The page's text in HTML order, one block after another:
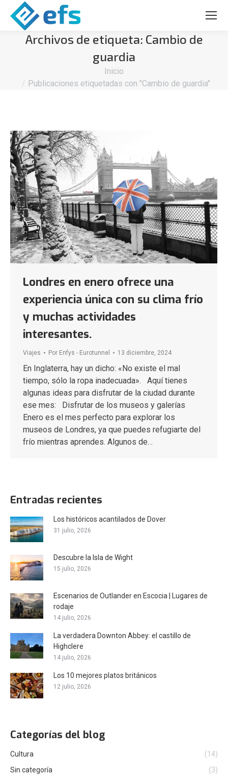
Archivos de etiqueta: Cambio de
guardia
Inicio
Publicaciones etiquetadas con "Cambio de guardia"
Londres en enero ofrece una
experiencia única con su clima frío
y muchas actividades
interesantes.
Viajes Por Enfys - Eurotunnel 13 diciembre, 2024
En Inglaterra, hay un dicho: «No existe el mal
tiempo, sólo la ropa inadecuada». Aquí tienes
algunas ideas para disfrutar de la ciudad durante
ese mes: Disfrutar de los museos y galerías
Enero es el mes perfecto para explorar los
museos de Londres, ya que puedes refugiarte del
frío mientras aprendes. Algunos de…
Entradas recientes
Los históricos acantilados de Dover
31 julio, 2026
Descubre la Isla de Wight
15 julio, 2026
Escenarios de Outlander en Escocia | Lugares de
rodaje
14 julio, 2026
La verdadera Downton Abbey: el castillo de
Highclere
14 julio, 2026
Los 10 mejores platos británicos
12 julio, 2026
Categorías del blog
Cultura
(14)
Sin categoría
(3)